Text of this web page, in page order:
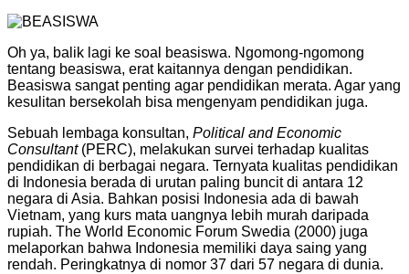
Oh ya, balik lagi ke soal beasiswa. Ngomong-ngomong
tentang beasiswa, erat kaitannya dengan pendidikan.
Beasiswa sangat penting agar pendidikan merata. Agar yang
kesulitan bersekolah bisa mengenyam pendidikan juga.
Sebuah lembaga konsultan, Political and Economic
Consultant(PERC), melakukan survei terhadap kualitas
pendidikan di berbagai negara. Ternyata kualitas pendidikan
di Indonesia berada di urutan paling buncit di antara 12
negara di Asia. Bahkan posisi Indonesia ada di bawah
Vietnam, yang kurs mata uangnya lebih murah daripada
rupiah. The World Economic Forum Swedia (2000) juga
melaporkan bahwa Indonesia memiliki daya saing yang
rendah. Peringkatnya di nomor 37 dari 57 negara di dunia.